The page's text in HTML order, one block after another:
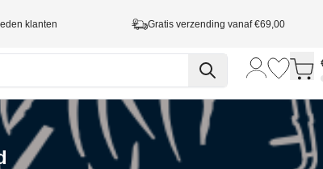
klanten Gratis verzending vanaf €69,00